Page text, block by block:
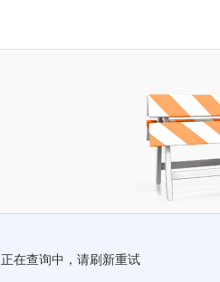
正在查询中，请刷新重试